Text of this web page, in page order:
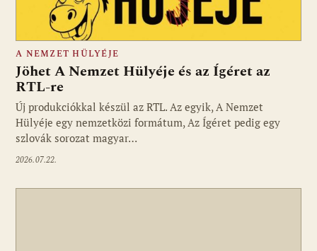
A NEMZET HÜLYÉJE
Jöhet A Nemzet Hülyéje és az Ígéret az
RTL-re
Új produkciókkal készül az RTL. Az egyik, A Nemzet
Hülyéje egy nemzetközi formátum, Az Ígéret pedig egy
szlovák sorozat magyar…
2026.07.22.